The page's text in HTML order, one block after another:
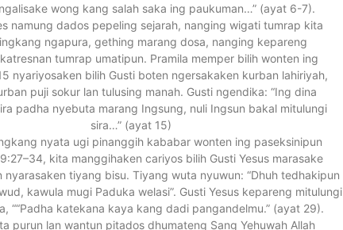
wong kang salah saka ing paukuman…” (ayat 6-7).
namung dados pepeling sejarah, nanging wigati tumrap kita
ngapura, gething marang dosa, nanging kepareng
tumrap umatipun. Pramila memper bilih wonten ing
nyariyosaken bilih Gusti boten ngersakaken kurban lahiriyah,
puji sokur lan tulusing manah. Gusti ngendika: “Ing dina
padha nyebuta marang Ingsung, nuli Ingsun bakal mitulungi
sira…” (ayat 15)
nyata ugi pinanggih kababar wonten ing paseksinipun
kita manggihaken cariyos bilih Gusti Yesus marasake
nyarasaken tiyang bisu. Tiyang wuta nyuwun: “Dhuh tedhakipun
kawula mugi Paduka welasi”. Gusti Yesus kepareng mitulungi
““Padha katekana kaya kang dadi pangandelmu.” (ayat 29).
purun lan wantun pitados dhumateng Sang Yehuwah Allah